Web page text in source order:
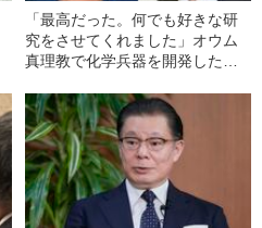
「最高だった。何でも好きな研
究をさせてくれました」オウム
真理教で化学兵器を開発した元